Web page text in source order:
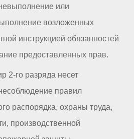
или
возложенных
инструкцией обязанностей
предоставленных прав.
2-го разряда несет
правил
распорядка, охраны труда,
производственной